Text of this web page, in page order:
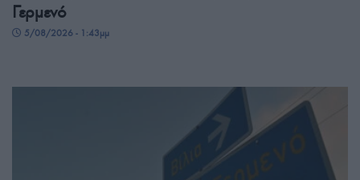
Γερμενό
5/08/2026 - 1:43μμ